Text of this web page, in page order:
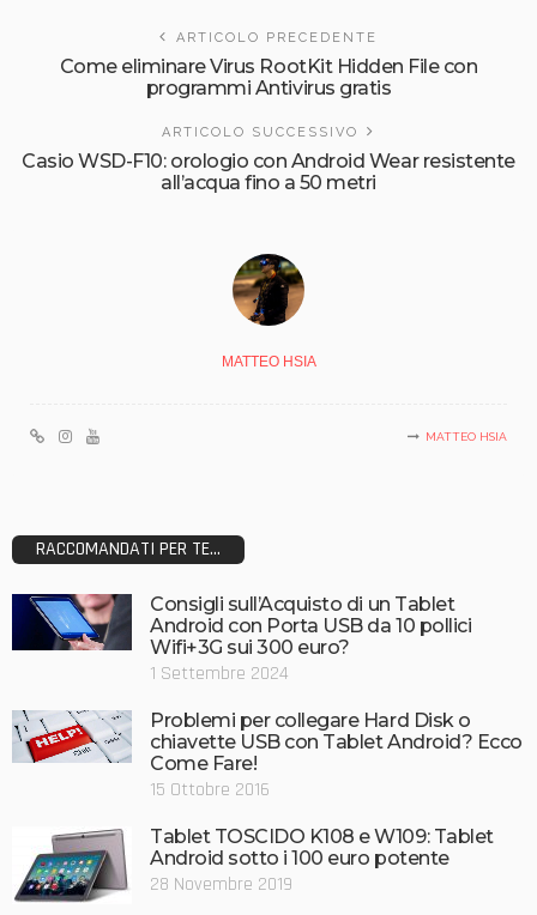
ARTICOLO PRECEDENTE
Come eliminare Virus RootKit Hidden File con
programmi Antivirus gratis
ARTICOLO SUCCESSIVO
Casio WSD-F10: orologio con Android Wear resistente
all’acqua fino a 50 metri
MATTEO HSIA
MATTEO HSIA
RACCOMANDATI PER TE...
Consigli sull’Acquisto di un Tablet
Android con Porta USB da 10 pollici
Wifi+3G sui 300 euro?
1 Settembre 2024
Problemi per collegare Hard Disk o
chiavette USB con Tablet Android? Ecco
Come Fare!
15 Ottobre 2016
Tablet TOSCIDO K108 e W109: Tablet
Android sotto i 100 euro potente
28 Novembre 2019